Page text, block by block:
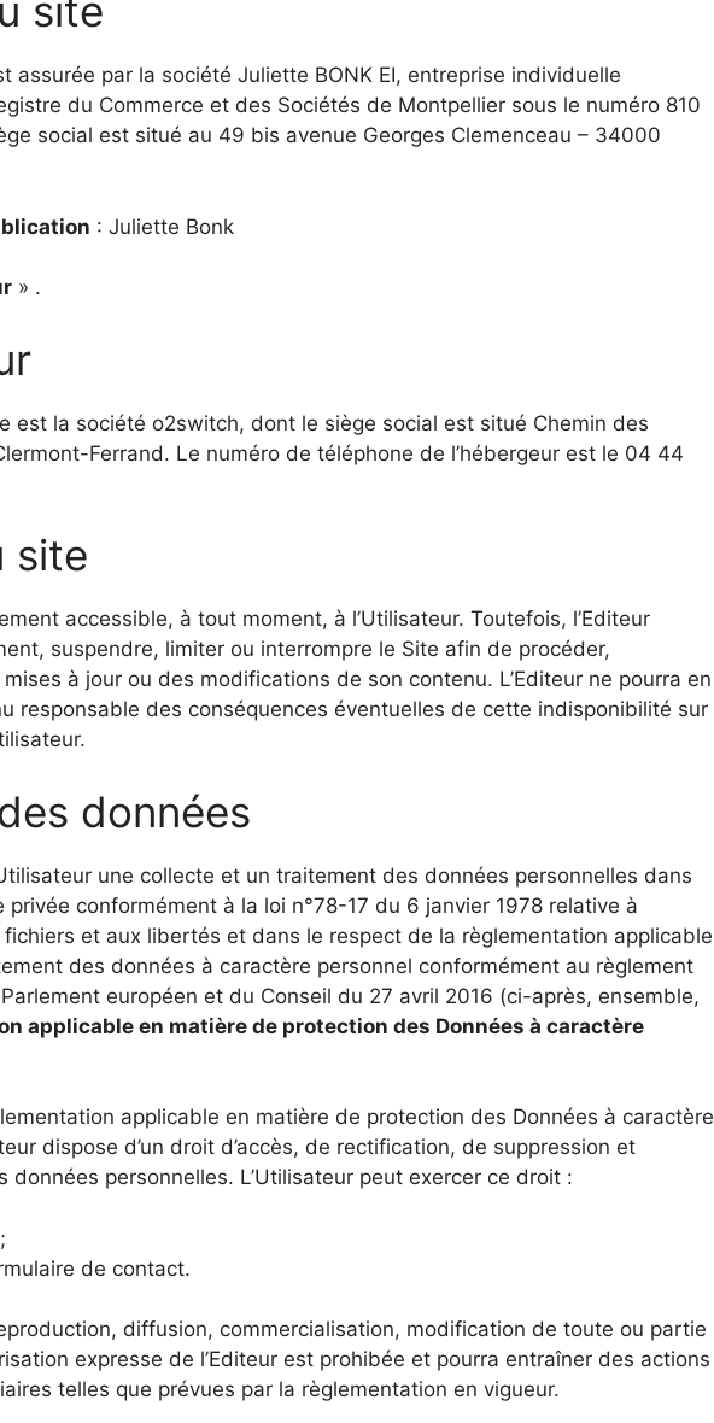
site
assurée par la société Juliette BONK EI, entreprise individuelle
du Commerce et des Sociétés de Montpellier sous le numéro 810
social est situé au 49 bis avenue Georges Clemenceau – 34000
: Juliette Bonk
» .
est la société o2switch, dont le siège social est situé Chemin des
Ferrand. Le numéro de téléphone de l’hébergeur est le 04 44
site
accessible, à tout moment, à l’Utilisateur. Toutefois, l’Editeur
suspendre, limiter ou interrompre le Site afin de procéder,
à jour ou des modifications de son contenu. L’Editeur ne pourra en
responsable des conséquences éventuelles de cette indisponibilité sur
données
une collecte et un traitement des données personnelles dans
privée conformément à la loi n°78-17 du 6 janvier 1978 relative à
fichiers et aux libertés et dans le respect de la règlementation applicable
des données à caractère personnel conformément au règlement
européen et du Conseil du 27 avril 2016 (ci-après, ensemble,
applicable en matière de protection des Données à caractère
applicable en matière de protection des Données à caractère
dispose d’un droit d’accès, de rectification, de suppression et
données personnelles. L’Utilisateur peut exercer ce droit :
de contact.
diffusion, commercialisation, modification de toute ou partie
expresse de l’Editeur est prohibée et pourra entraîner des actions
telles que prévues par la règlementation en vigueur.